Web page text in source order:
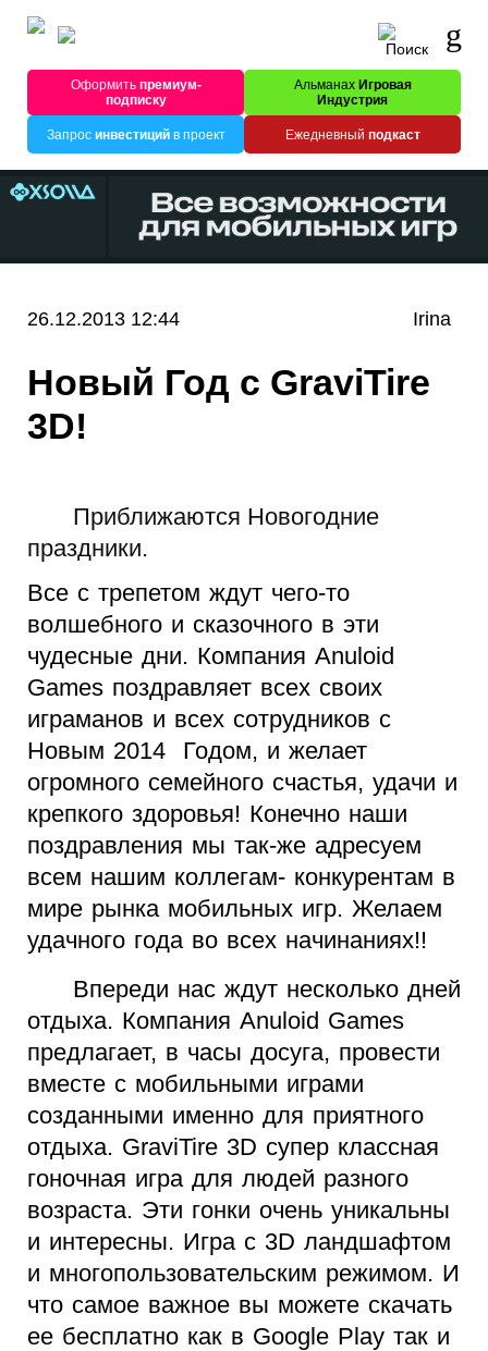
Оформитьпремиум-
подписку
Альманах Игровая
Индустрия
Запрос инвестицийв проект Ежедневный подкаст
26.12.2013 12:44 Irina
Новый Год с GraviTire
3D!
Приближаются Новогодние
праздники.
Все с трепетом ждут чего-то
волшебного и сказочного в эти
чудесные дни. Компания Anuloid
Games поздравляет всех своих
играманов и всех сотрудников с
Новым 2014 Годом, и желает
огромного семейного счастья, удачи и
крепкого здоровья! Конечно наши
поздравления мы так-же адресуем
всем нашим коллегам- конкурентам в
мире рынка мобильных игр. Желаем
удачного года во всех начинаниях!!
Впереди нас ждут несколько дней
отдыха. Компания Anuloid Games
предлагает, в часы досуга, провести
вместе с мобильными играми
созданными именно для приятного
отдыха. GraviTire 3D супер классная
гоночная игра для людей разного
возраста. Эти гонки очень уникальны
и интересны. Игра с 3D ландшафтом
и многопользовательским режимом. И
что самое важное вы можете скачать
ее бесплатно как в Google Play так и